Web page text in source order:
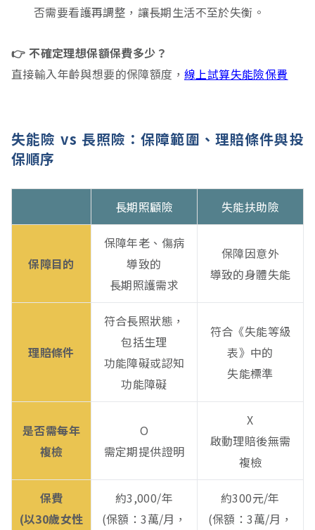
否需要看護再調整，讓長期生活不至於失衡。
👉 不確定理想保額保費多少？
直接輸入年齡與想要的保障額度， 線上試算失能險保費
失能險 vs 長照險：保障範圍、理賠條件與投
保順序
長期照顧險 失能扶助險
保障目的
保障年老、傷病
導致的
長期照護需求
保障因意外
導致的身體失能
理賠條件
符合長照狀態，
包括生理
功能障礙或認知
功能障礙
符合《失能等級
表》中的
失能標準
是否需每年
複檢
O
需定期提供證明
X
啟動理賠後無需
複檢
保費
(以30歲女性
約3,000/年
(保額：3萬/月，
約300元/年
(保額：3萬/月，